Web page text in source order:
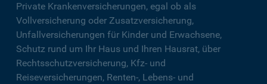
Private Krankenversicherungen, egal ob als
Vollversicherung oder Zusatzversicherung,
Unfallversicherungen für Kinder und Erwachsene,
Schutz rund um Ihr Haus und Ihren Hausrat, über
Rechtsschutzversicherung, Kfz- und
Reiseversicherungen, Renten-, Lebens- und